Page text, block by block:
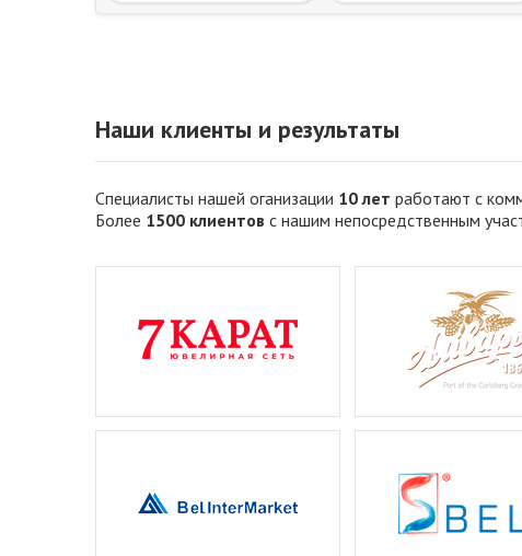
Наши клиенты и результаты
Специалисты нашей оганизации 10 лет работают с
Более 1500 клиентов с нашим непосредственным